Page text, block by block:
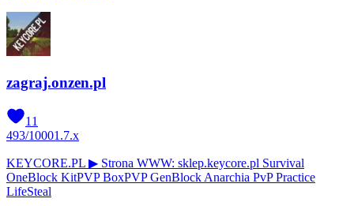
zagraj.onzen.pl
11
493/10001.7.x
KEYCORE.PL ▶ Strona WWW: sklep.keycore.pl Survival
OneBlock KitPVP BoxPVP GenBlock Anarchia PvP Practice
LifeSteal